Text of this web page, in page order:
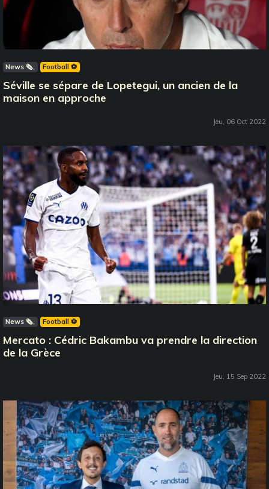
News 🗞️ Football ⚽️
Séville se sépare de Lopetegui, un ancien de la
maison en approche
Jeu, 06 Oct 2022
News 🗞️ Football ⚽️
Mercato : Cédric Bakambu va prendre la direction
de la Grèce
Jeu, 15 Sep 2022